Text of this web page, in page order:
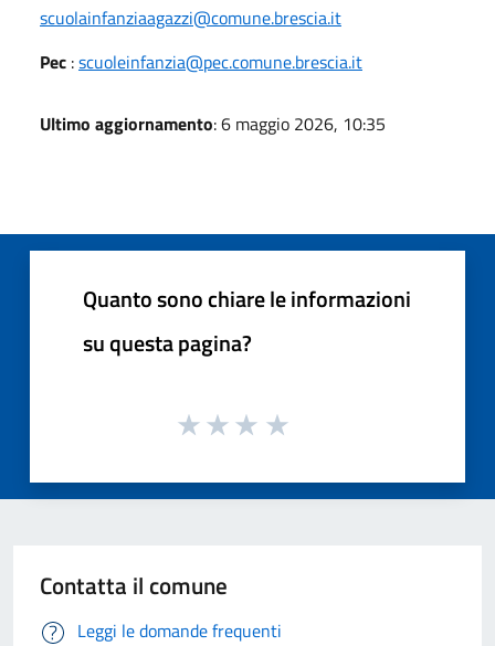
scuolainfanziaagazzi@comune.brescia.it
Pec :scuoleinfanzia@pec.comune.brescia.it
Ultimo aggiornamento: 6 maggio 2026, 10:35
Quanto sono chiare le informazioni
su questa pagina?
Contatta il comune
Leggi le domande frequenti